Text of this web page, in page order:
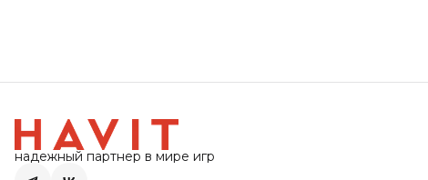
надежный партнер в мире игр